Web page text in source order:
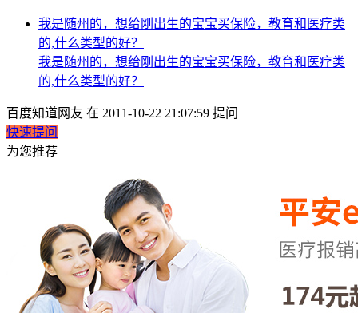
我是随州的，想给刚出生的宝宝买保险，教育和医疗类
的,什么类型的好？
我是随州的，想给刚出生的宝宝买保险，教育和医疗类
的,什么类型的好？
百度知道网友 在 2011-10-22 21:07:59 提问
快速提问
为您推荐